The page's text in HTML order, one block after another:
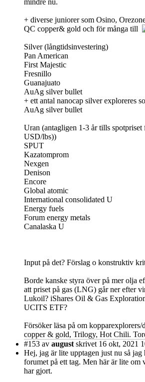
+ diverse juniorer som Osino,
QC copper& gold och för många till
Silver (långtidsinvestering)
Pan American
First Majestic
Fresnillo
Guanajuato
AuAg silver bullet
+ ett antal nanocap silver exploreres
AuAg silver bullet
Uran (antagligen 1-3 år tills
USD/lbs))
SPUT
Kazatomprom
Nexgen
Denison
Encore
Global atomic
International consolidated U
Energy fuels
Forum energy metals
Canalaska U
Input på det? Förslag o konstruktiv
Borde kanske styra över på mer olja
att priset på gas (LNG) går ner efter
Lukoil? iShares Oil & Gas
UCITS ETF?
Försöker läsa på om kopparexplorers/
copper & gold, Trilogy, Hot Chili.
#153 av august skrivet 16 okt, 2021
Hej, jag är lite upptagen just nu så jag
forumet på ett tag. Men här är lite om
har gjort.